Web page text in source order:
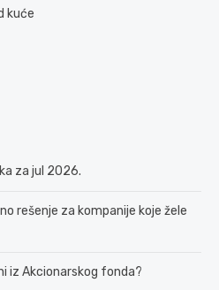
kuće
za jul 2026.
rešenje za kompanije koje žele
iz Akcionarskog fonda?